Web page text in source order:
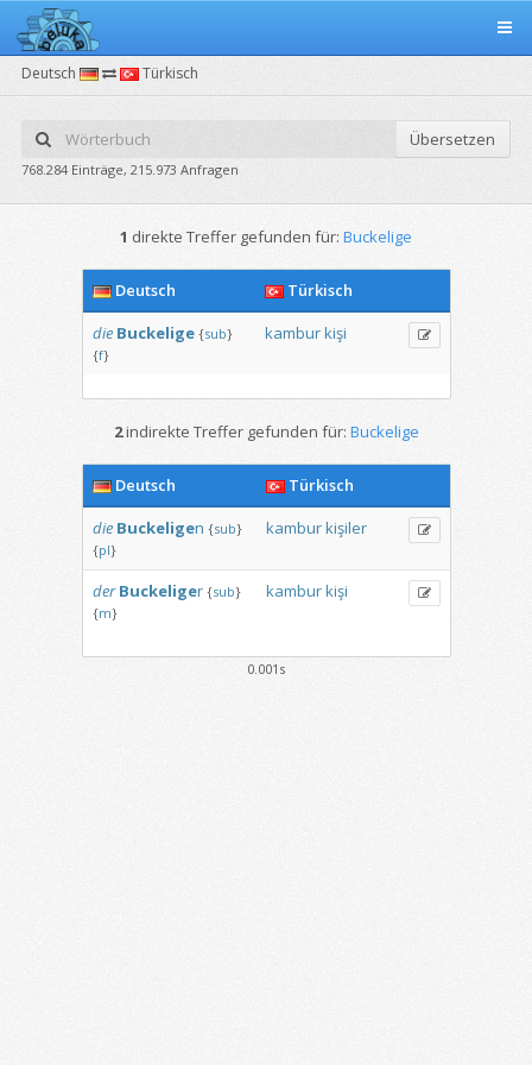
Deutsch Türkisch
Übersetzen
768.284 Einträge, 215.973 Anfragen
1 direkte Treffer gefunden für: Buckelige
Deutsch
Türkisch
die Buckelige {sub}
{f}
kamburkişi
2indirekte Treffer gefunden für: Buckelige
Deutsch
Türkisch
die Buckeligen {sub}
{pl}
kamburkişiler
der Buckeliger {sub}
{m}
kamburkişi
0.001s